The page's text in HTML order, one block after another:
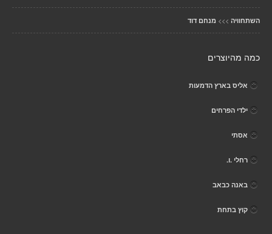
השתחוויה >>> מנחם דוד
כמה מהיוצרים
אליס בארץ הדמעות
ילדי הפרחים
אסתי
רחלי .ו.
באנה כבאב
קוץ בתחת